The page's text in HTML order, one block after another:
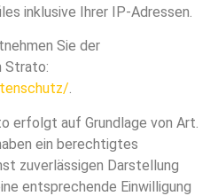
inklusive Ihrer IP-Adressen.
Sie der
Strato:
.
erfolgt auf Grundlage von Art.
ein berechtigtes
zuverlässigen Darstellung
entsprechende Einwilligung